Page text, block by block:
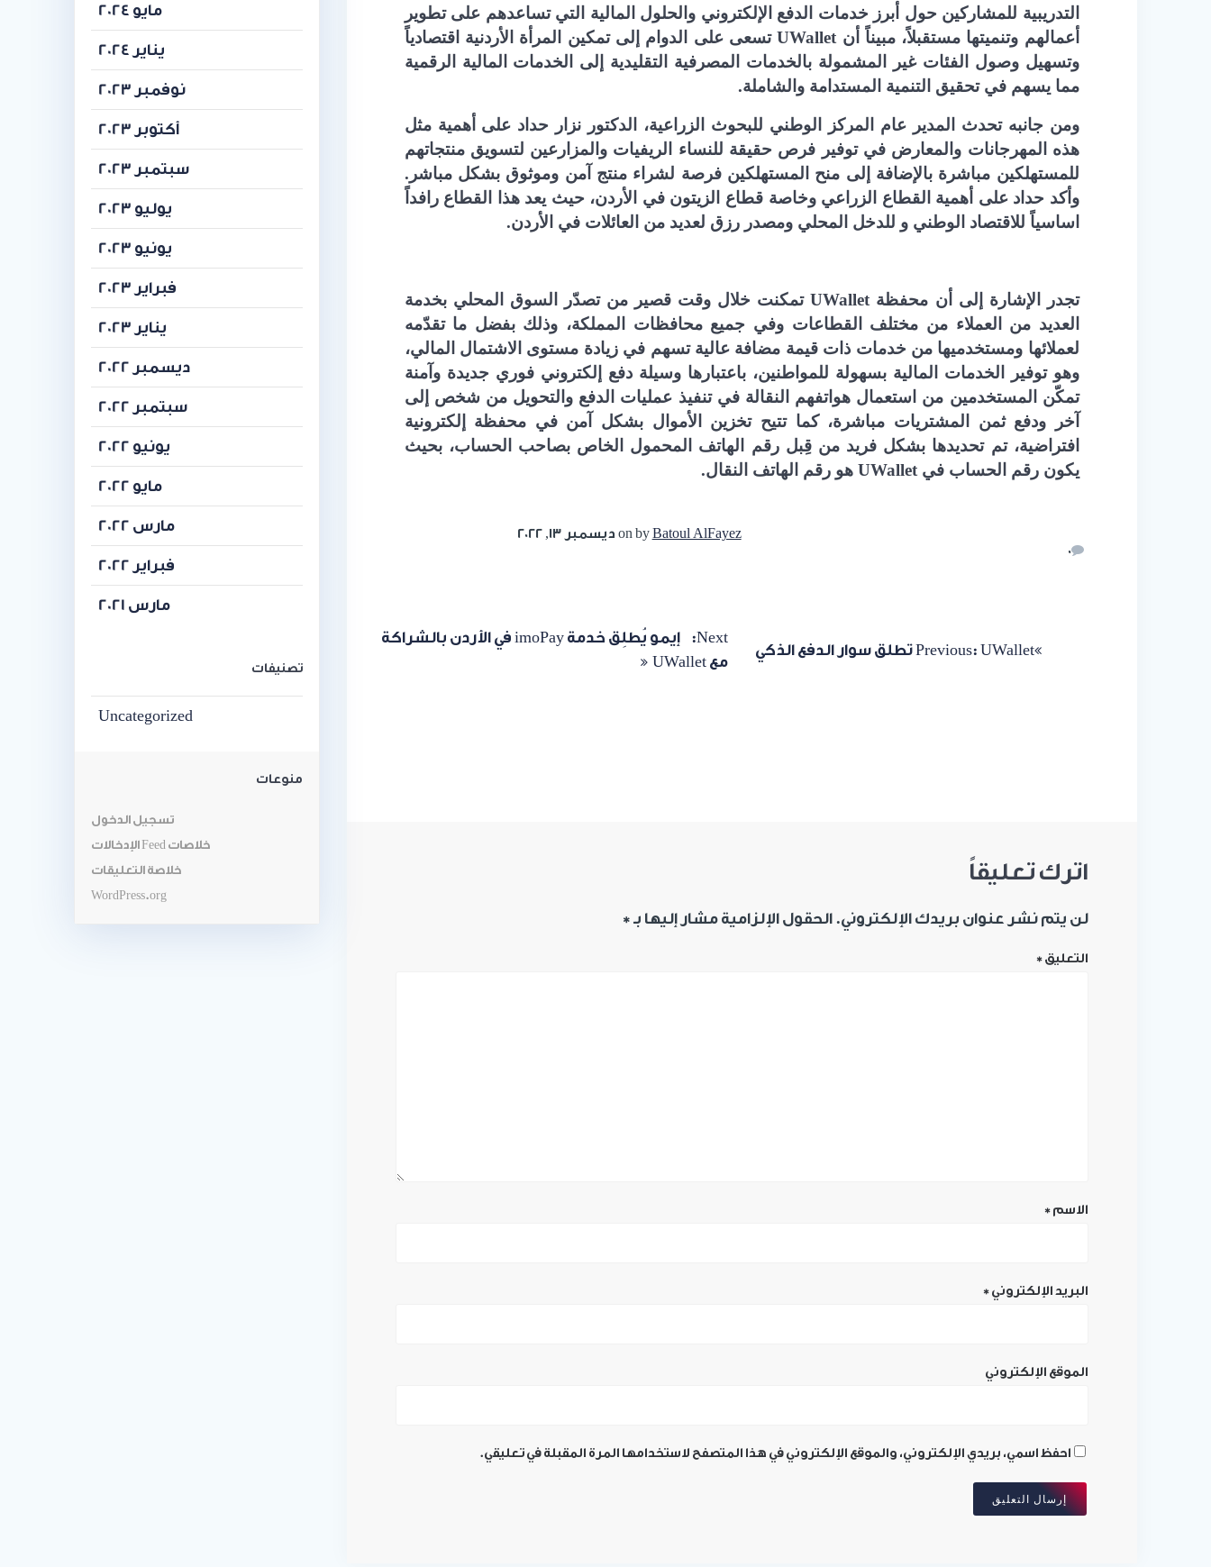
التدريبية للمشاركين حول أبرز خدمات الدفع الإلكتروني والحلول المالية التي تساعدهم على تطوير
أعمالهم وتنميتها مستقبلاً، مبيناً أنUWalletتسعى على الدوام إلى تمكين المرأة الأردنية اقتصادياً
وتسهيل وصول الفئات غير المشمولة بالخدمات المصرفية التقليدية إلى الخدمات المالية الرقمية
مما يسهم في تحقيق التنمية المستدامة والشاملة.
ومن جانبه تحدث المدير عام المركز الوطني للبحوث الزراعية، الدكتور نزار حداد على أهمية مثل
هذه المهرجانات والمعارض في توفير فرص حقيقة للنساء الريفيات والمزارعين لتسويق منتجاتهم
للمستهلكين مباشرة بالإضافة إلى منح المستهلكين فرصة لشراء منتج آمن وموثوق بشكل مباشر.
وأكد حداد على أهمية القطاع الزراعي وخاصة قطاع الزيتون في الأردن، حيث يعد هذا القطاع رافداً
اساسياً للاقتصاد الوطني و للدخل المحلي ومصدر رزق لعديد من العائلات في الأردن.
تجدر الإشارة إلى أن محفظةUWallet تمكنت خلال وقت قصير من تصدّر السوق المحلي بخدمة
العديد من العملاء من مختلف القطاعات وفي جميع محافظات المملكة، وذلك بفضل ما تقدّمه
لعملائها ومستخدميها من خدمات ذات قيمة مضافة عالية تسهم في زيادة مستوى الاشتمال المالي،
وهو توفير الخدمات المالية بسهولة للمواطنين، باعتبارها وسيلة دفع إلكتروني فوري جديدة وآمنة
تمكّن المستخدمين من استعمال هواتفهم النقالة في تنفيذ عمليات الدفع والتحويل من شخص إلى
آخر ودفع ثمن المشتريات مباشرة، كما تتيح تخزين الأموال بشكل آمن في محفظة إلكترونية
افتراضية، تم تحديدها بشكل فريد من قِبل رقم الهاتف المحمول الخاص بصاحب الحساب، بحيث
يكون رقم الحساب فيUWallet هو رقم الهاتف النقال.
byBatoul AlFayez
on ديسمبر 13, 2022
0
Previous: UWallet تطلق سوار الدفع الذكي
Next:
إيمو يُطلِق خدمة imoPay في الأردن بالشراكة
مع UWallet
اترك تعليقاً
لن يتم نشر عنوان بريدك الإلكتروني. الحقول الإلزامية مشار إليها بـ *
التعليق*
الاسم*
البريد الإلكتروني*
الموقع الإلكتروني
احفظ اسمي، بريدي الإلكتروني، والموقع الإلكتروني في هذا المتصفح لاستخدامها المرة المقبلة في تعليقي.
مايو 2024
يناير 2024
نوفمبر 2023
أكتوبر 2023
سبتمبر 2023
يوليو 2023
يونيو 2023
فبراير 2023
يناير 2023
ديسمبر 2022
سبتمبر 2022
يونيو 2022
مايو 2022
مارس 2022
فبراير 2022
مارس 2021
تصنيفات
Uncategorized
منوعات
تسجيل الدخول
خلاصات Feed الإدخالات
خلاصة التعليقات
WordPress.org